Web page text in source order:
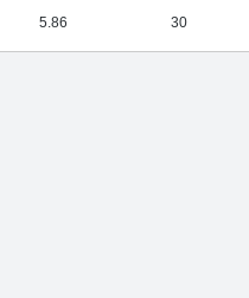
5.86 30